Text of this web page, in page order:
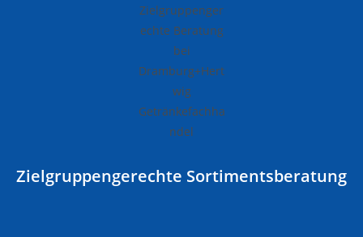
Zielgruppengerechte Sortimentsberatung